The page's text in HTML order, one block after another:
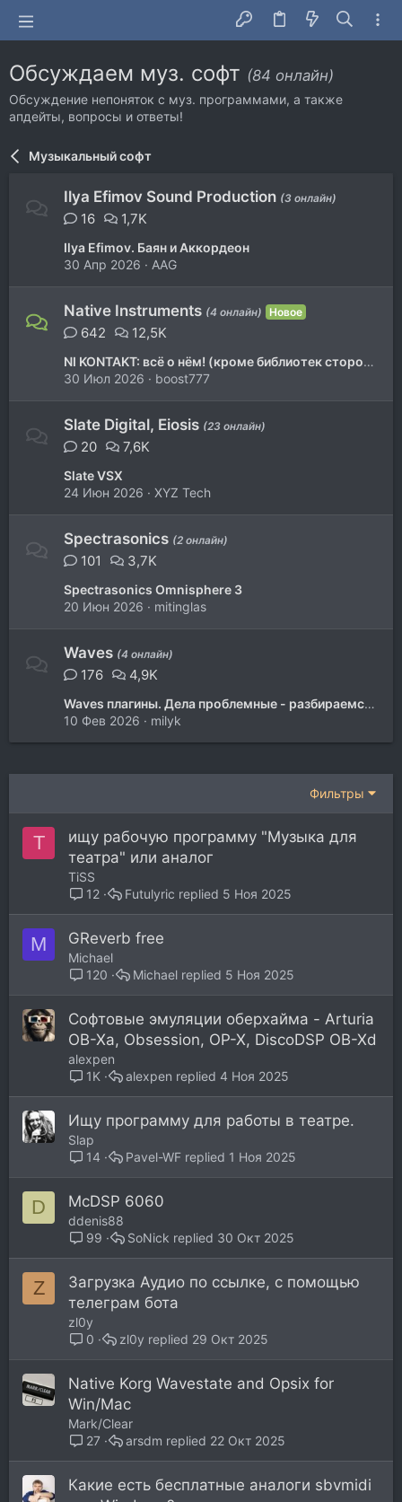
Обсуждаем муз. софт (84 онлайн)
Обсуждение непоняток с муз. программами, а также
апдейты, вопросы и ответы!
Музыкальный софт
Ilya Efimov Sound Production (3 онлайн)
16 1,7K
Ilya Efimov. Баян и Аккордеон
30 Апр 2026
AAG
Native Instruments (4 онлайн) Новое
642 12,5K
NI KONTAKT: всё о нём! (кроме библиотек сторонних производителей!)
30 Июл 2026
boost777
Slate Digital, Eiosis (23 онлайн)
20 7,6K
Slate VSX
24 Июн 2026
XYZ Tech
Spectrasonics (2 онлайн)
101 3,7K
Spectrasonics Omnisphere 3
20 Июн 2026
mitinglas
Waves (4 онлайн)
176 4,9K
Waves плагины. Дела проблемные - разбираемся, пытаемся решить
10 Фев 2026
milyk
Фильтры
T
ищу рабочую программу "Музыка для
театра" или аналог
TiSS
12
5 Ноя 2025
Futulyric
M GReverb free
Michael
120
5 Ноя 2025
Michael
Софтовые эмуляции оберхайма - Arturia
OB-Xa, Obsession, OP-X, DiscoDSP OB-Xd
alexpen
1K
4 Ноя 2025
alexpen
Ищу программу для работы в театре.
Slap
14
1 Ноя 2025
Pavel-WF
D McDSP 6060
ddenis88
99
30 Окт 2025
SoNick
Z
Загрузка Аудио по ссылке, с помощью
телеграм бота
zl0y
0
29 Окт 2025
zl0y
Native Korg Wavestate and Opsix for
Win/Mac
Mark/Clear
27
22 Окт 2025
arsdm
Какие есть бесплатные аналоги sbvmidi